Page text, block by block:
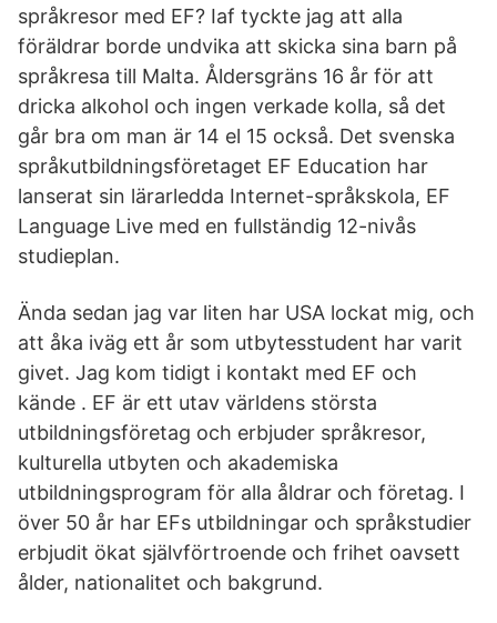
språkresor med EF? Iaf tyckte jag att alla
föräldrar borde undvika att skicka sina barn på
språkresa till Malta. Åldersgräns 16 år för att
dricka alkohol och ingen verkade kolla, så det
går bra om man är 14 el 15 också. Det svenska
språkutbildningsföretaget EF Education har
lanserat sin lärarledda Internet-språkskola, EF
Language Live med en fullständig 12-nivås
studieplan.
Ända sedan jag var liten har USA lockat mig, och
att åka iväg ett år som utbytesstudent har varit
givet. Jag kom tidigt i kontakt med EF och
kände . EF är ett utav världens största
utbildningsföretag och erbjuder språkresor,
kulturella utbyten och akademiska
utbildningsprogram för alla åldrar och företag. I
över 50 år har EFs utbildningar och språkstudier
erbjudit ökat självförtroende och frihet oavsett
ålder, nationalitet och bakgrund.